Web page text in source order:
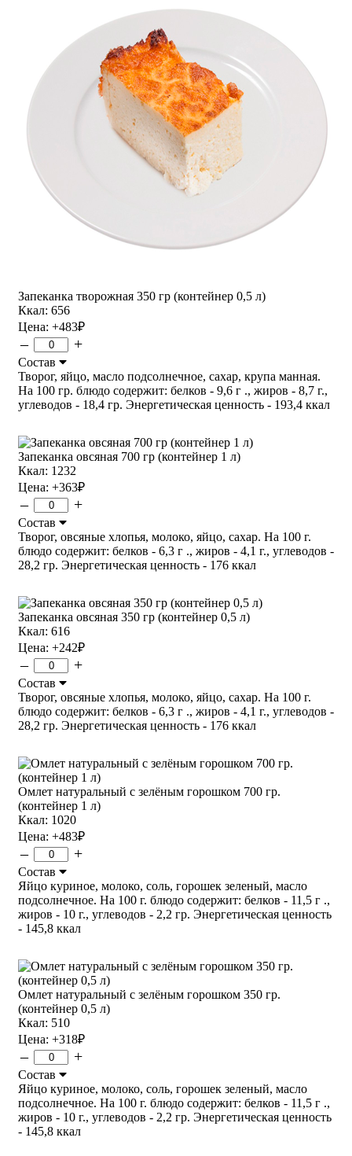
Запеканка творожная 350 гр (контейнер 0,5 л)
Ккал: 656
Цена: +483₽
– +
Состав
Творог, яйцо, масло подсолнечное, сахар, крупа манная.
На 100 гр. блюдо содержит: белков - 9,6 г ., жиров - 8,7 г.,
углеводов - 18,4 гр. Энергетическая ценность - 193,4 ккал
Запеканка овсяная 700 гр (контейнер 1 л)
Ккал: 1232
Цена: +363₽
– +
Состав
Творог, овсяные хлопья, молоко, яйцо, сахар. На 100 г.
блюдо содержит: белков - 6,3 г ., жиров - 4,1 г., углеводов -
28,2 гр. Энергетическая ценность - 176 ккал
Запеканка овсяная 350 гр (контейнер 0,5 л)
Ккал: 616
Цена: +242₽
– +
Состав
Творог, овсяные хлопья, молоко, яйцо, сахар. На 100 г.
блюдо содержит: белков - 6,3 г ., жиров - 4,1 г., углеводов -
28,2 гр. Энергетическая ценность - 176 ккал
Омлет натуральный с зелёным горошком 700 гр.
(контейнер 1 л)
Ккал: 1020
Цена: +483₽
– +
Состав
Яйцо куриное, молоко, соль, горошек зеленый, масло
подсолнечное. На 100 г. блюдо содержит: белков - 11,5 г .,
жиров - 10 г., углеводов - 2,2 гр. Энергетическая ценность
- 145,8 ккал
Омлет натуральный с зелёным горошком 350 гр.
(контейнер 0,5 л)
Ккал: 510
Цена: +318₽
– +
Состав
Яйцо куриное, молоко, соль, горошек зеленый, масло
подсолнечное. На 100 г. блюдо содержит: белков - 11,5 г .,
жиров - 10 г., углеводов - 2,2 гр. Энергетическая ценность
- 145,8 ккал